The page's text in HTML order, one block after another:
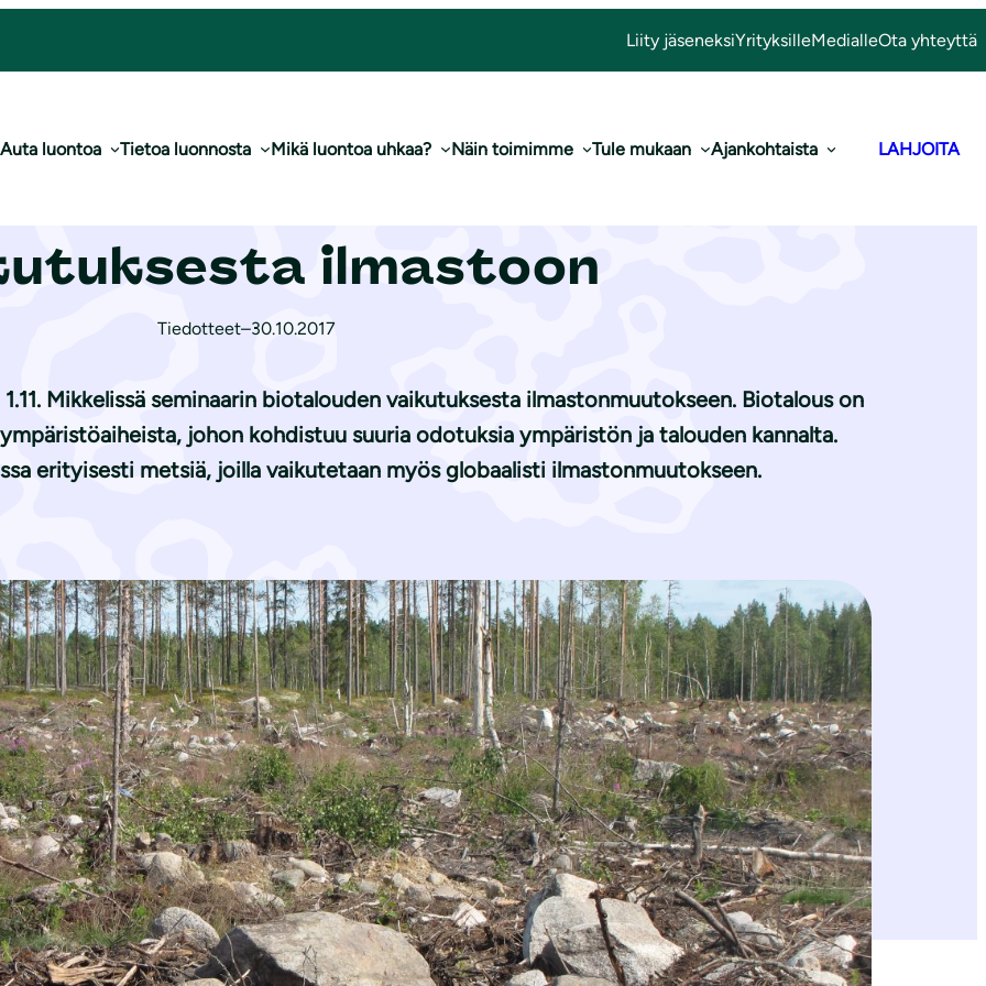
Liity jäseneksiYrityksilleMedialleOta yhteyttä
Auta luontoa Tietoa luonnosta Mikä luontoa uhkaa? Näin toimimme Tule mukaan Ajankohtaista LAHJOITA
vaikutuksesta ilmastoon
ilmastoon
Tiedotteet–30.10.2017
Mikkelissä seminaarin biotalouden vaikutuksesta ilmastonmuutokseen. Biotalous on
johon kohdistuu suuria odotuksia ympäristön ja talouden kannalta.
erityisesti metsiä, joilla vaikutetaan myös globaalisti ilmastonmuutokseen.